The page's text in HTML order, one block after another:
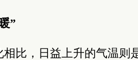
”
相比，日益上升的气温则